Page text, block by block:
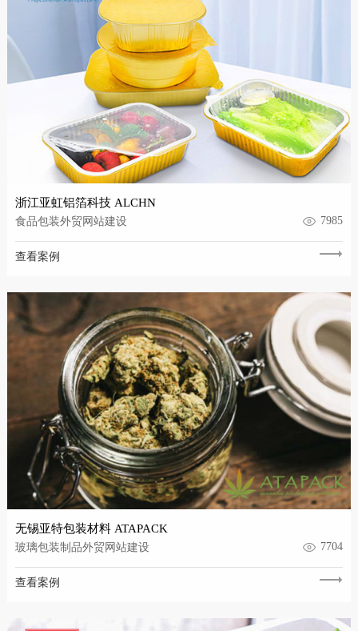
浙江亚虹铝箔科技 ALCHN
食品包装外贸网站建设 7985
查看案例
无锡亚特包装材料 ATAPACK
玻璃包装制品外贸网站建设 7704
查看案例